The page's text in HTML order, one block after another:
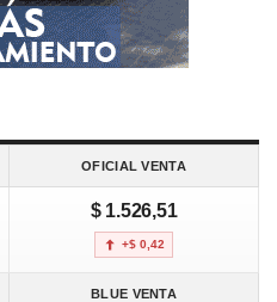
OFICIAL VENTA
$ 1.526,51
+$ 0,42
BLUE VENTA